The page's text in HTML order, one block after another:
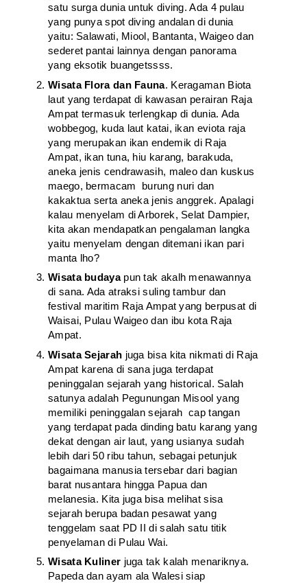
satu surga dunia untuk diving. Ada 4 pulau
yang punya spot diving andalan di dunia
yaitu: Salawati, Miool, Bantanta, Waigeo dan
sederet pantai lainnya dengan panorama
yang eksotik buangetssss.
Wisata Flora dan Fauna. Keragaman Biota
laut yang terdapat di kawasan perairan Raja
Ampat termasuk terlengkap di dunia. Ada
wobbegog, kuda laut katai, ikan eviota raja
yang merupakan ikan endemik di Raja
Ampat, ikan tuna, hiu karang, barakuda,
aneka jenis cendrawasih, maleo dan kuskus
maego, bermacam burung nuri dan
kakaktua serta aneka jenis anggrek. Apalagi
kalau menyelam di Arborek, Selat Dampier,
kita akan mendapatkan pengalaman langka
yaitu menyelam dengan ditemani ikan pari
manta lho?
Wisata budaya pun tak akalh menawannya
di sana. Ada atraksi suling tambur dan
festival maritim Raja Ampat yang berpusat di
Waisai, Pulau Waigeo dan ibu kota Raja
Ampat.
Wisata Sejarah juga bisa kita nikmati di Raja
Ampat karena di sana juga terdapat
peninggalan sejarah yang historical. Salah
satunya adalah Pegunungan Misool yang
memiliki peninggalan sejarah cap tangan
yang terdapat pada dinding batu karang yang
dekat dengan air laut, yang usianya sudah
lebih dari 50 ribu tahun, sebagai petunjuk
bagaimana manusia tersebar dari bagian
barat nusantara hingga Papua dan
melanesia. Kita juga bisa melihat sisa
sejarah berupa badan pesawat yang
tenggelam saat PD II di salah satu titik
penyelaman di Pulau Wai.
Wisata Kuliner juga tak kalah menariknya.
Papeda dan ayam ala Walesi siap